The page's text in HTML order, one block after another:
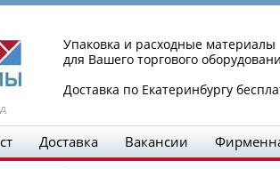
Упаковка и расходные материалы
для Вашего торгового
Доставка по Екатеринбургу
Доставка Вакансии